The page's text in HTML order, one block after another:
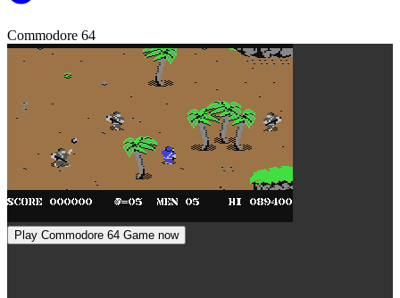
Commodore 64
Play Commodore 64 Game now